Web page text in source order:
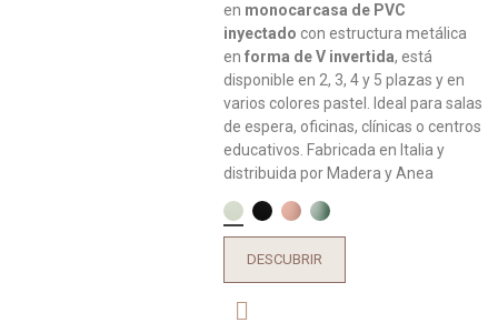
en monocarcasa de PVC
inyectado con estructura metálica
enforma de V invertida, está
disponible en 2, 3, 4 y 5 plazas y en
varios colores pastel. Ideal para salas
de espera, oficinas, clínicas o centros
educativos. Fabricada en Italia y
distribuida por Madera y Anea
DESCUBRIR